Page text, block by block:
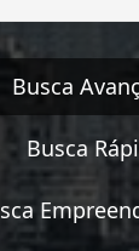
Busca
Busca